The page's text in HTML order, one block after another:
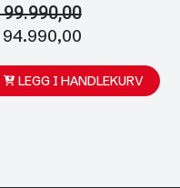
99.990,00.
Nåværende
er:
kr
LEGG I HANDLEKURV